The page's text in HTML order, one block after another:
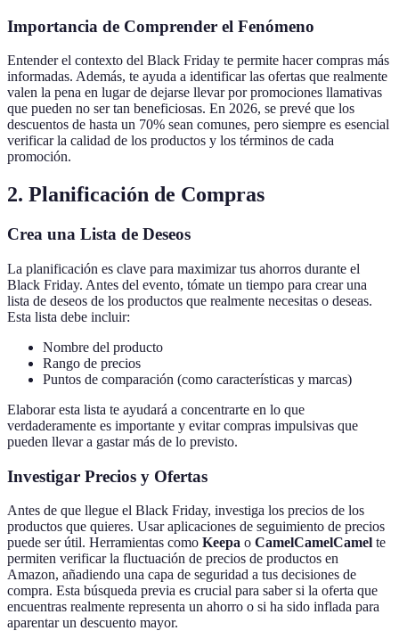
Importancia de Comprender el Fenómeno
Entender el contexto del Black Friday te permite hacer compras más
informadas. Además, te ayuda a identificar las ofertas que realmente
valen la pena en lugar de dejarse llevar por promociones llamativas
que pueden no ser tan beneficiosas. En 2026, se prevé que los
descuentos de hasta un 70% sean comunes, pero siempre es esencial
verificar la calidad de los productos y los términos de cada
promoción.
2. Planificación de Compras
Crea una Lista de Deseos
La planificación es clave para maximizar tus ahorros durante el
Black Friday. Antes del evento, tómate un tiempo para crear una
lista de deseos de los productos que realmente necesitas o deseas.
Esta lista debe incluir:
Nombre del producto
Rango de precios
Puntos de comparación (como características y marcas)
Elaborar esta lista te ayudará a concentrarte en lo que
verdaderamente es importante y evitar compras impulsivas que
pueden llevar a gastar más de lo previsto.
Investigar Precios y Ofertas
Antes de que llegue el Black Friday, investiga los precios de los
productos que quieres. Usar aplicaciones de seguimiento de precios
puede ser útil. Herramientas como Keepa o CamelCamelCamel te
permiten verificar la fluctuación de precios de productos en
Amazon, añadiendo una capa de seguridad a tus decisiones de
compra. Esta búsqueda previa es crucial para saber si la oferta que
encuentras realmente representa un ahorro o si ha sido inflada para
aparentar un descuento mayor.